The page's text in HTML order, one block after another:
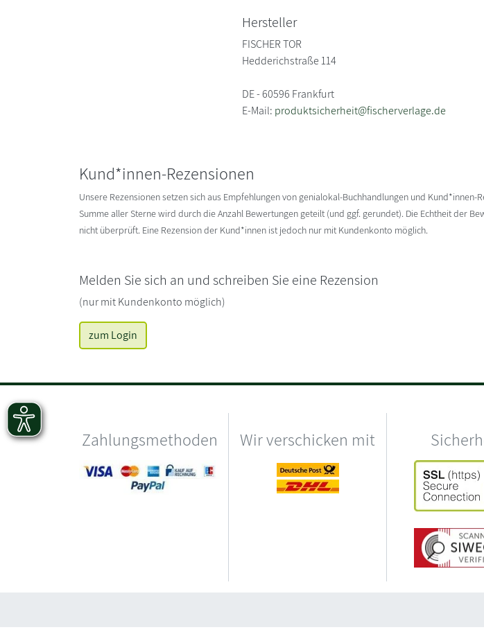
Hersteller
FISCHER TOR
Hedderichstraße 114
DE - 60596 Frankfurt
E-Mail: produktsicherheit@fischerverlage.de
Kund*innen-Rezensionen
Unsere Rezensionen setzen sich aus Empfehlungen von genialokal-Buchhandlungen und Kund*innen-
Summe aller Sterne wird durch die Anzahl Bewertungen geteilt (und ggf. gerundet). Die Echtheit der
nicht überprüft. Eine Rezension der Kund*innen ist jedoch nur mit Kundenkonto möglich.
Melden Sie sich an und schreiben Sie eine Rezension
(nur mit Kundenkonto möglich)
zum Login
Zahlungsmethoden Wir verschicken mit